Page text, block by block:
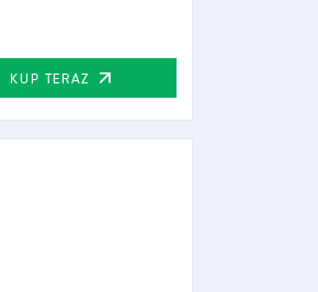
KUP TERAZ